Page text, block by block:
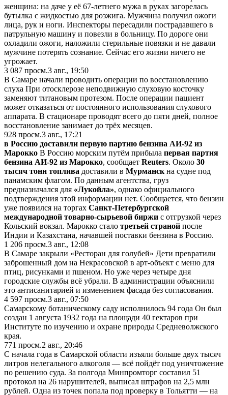
женщина: на даче у её 67-летнего мужа в руках загорелась
бутылка с жидкостью для розжига. Мужчина получил ожоги
лица, рук и ноги. Инспекторы пересадили пострадавшего в
патрульную машину и повезли в больницу. По дороге они
охладили ожоги, наложили стерильные повязки и не давали
мужчине потерять сознание. Сейчас его жизни ничего не
угрожает.
3 087 просм.3 авг., 19:50
В Самаре начали проводить операции по восстановлению
слуха При отосклерозе неподвижную слуховую косточку
заменяют титановым протезом. После операции пациент
может отказаться от постоянного использования слухового
аппарата. В стационаре проводят всего до пяти дней, полное
восстановление занимает до трёх месяцев.
928 просм.3 авг., 17:21
в Россию доставили первую партию бензина АИ-92 из
Марокко В Россию морским путём прибыла первая партия
бензина АИ-92 из Марокко, сообщает Reuters. Около 30
тысяч тонн топлива доставили в Мурманск на судне под
панамским флагом. По данным агентства, груз
предназначался для «Лукойла», однако официального
подтверждения этой информации нет. Сообщается, что бензин
уже появился на торгах Санкт-Петербургской
международной товарно-сырьевой биржи с отгрузкой через
Кольский вокзал. Марокко стало третьей страной после
Индии и Казахстана, начавшей поставки бензина в Россию.
1 206 просм.3 авг., 12:08
В Самаре закрыли «Ресторан для голубей» Дети превратили
заброшенный дом на Некрасовской в арт-объект с меню для
птиц, рисунками и пшеном. Но уже через четыре дня
городские службы всё убрали. В администрации объяснили
это антисанитарией и изменением фасада без согласования.
4 597 просм.3 авг., 07:50
Самарскому ботаническому саду исполнилось 94 года Он был
создан 1 августа 1932 года на площади 40 гектаров при
Институте по изучению и охране природы Средневолжского
края.
771 просм.2 авг., 20:46
С начала года в Самарской области изъяли больше двух тысяч
литров нелегального алкоголя — всё пойдёт под уничтожение
по решению суда. За полгода Минпромторг составил 51
протокол на 26 нарушителей, выписал штрафов на 2,5 млн
рублей. Одна из точек попала под проверку в Тольятти — на